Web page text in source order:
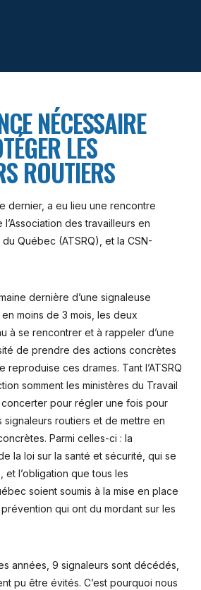
NÉCESSAIRE
LES
ROUTIERS
dernier, a eu lieu une rencontre
des travailleurs en
Québec (ATSRQ), et la CSN-
dernière d’une signaleuse
moins de 3 mois, les deux
à se rencontrer et à rappeler d’une
de prendre des actions concrètes
ces drames. Tant l’ATSRQ
somment les ministères du Travail
pour régler une fois pour
routiers et de mettre en
Parmi celles-ci : la
la loi sur la santé et sécurité, qui se
et l’obligation que tous les
soient soumis à la mise en place
qui ont du mordant sur les
années, 9 signaleurs sont décédés,
pu être évités. C’est pourquoi nous